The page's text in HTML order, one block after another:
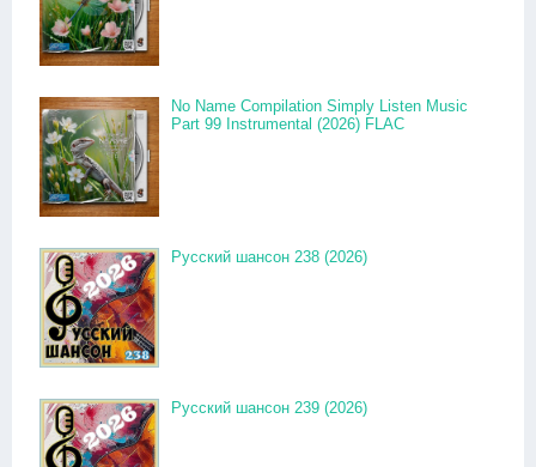
No Name Compilation Simply Listen Music
Part 99 Instrumental (2026) FLAC
Русский шансон 238 (2026)
Русский шансон 239 (2026)